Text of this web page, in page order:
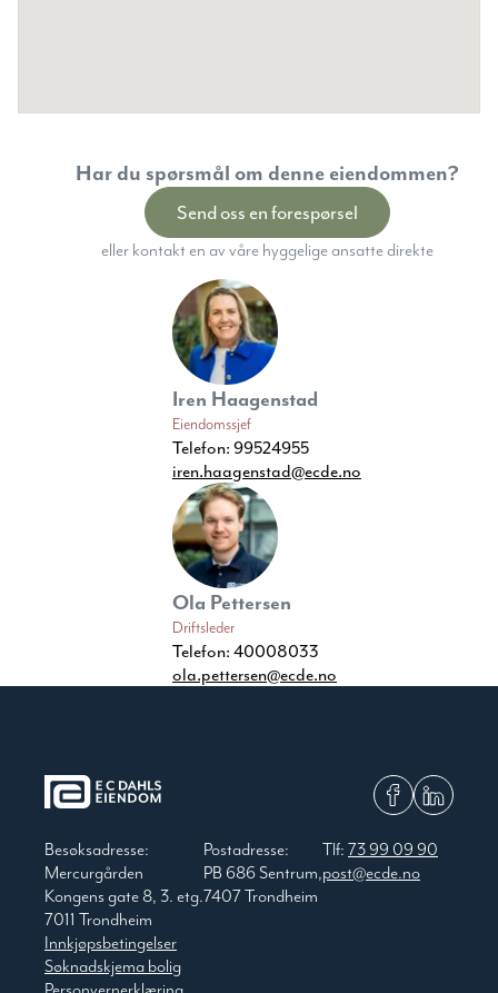
Har du spørsmål om denne eiendommen?
Send oss en forespørsel
eller kontakt en av våre hyggelige ansatte direkte
Iren Haagenstad
Eiendomssjef
Telefon: 99524955
iren.haagenstad@ecde.no
Ola Pettersen
Driftsleder
Telefon: 40008033
ola.pettersen@ecde.no
Besøksadresse:
Mercurgården
Kongens gate 8, 3. etg.
7011 Trondheim
Postadresse:
PB 686 Sentrum,
7407 Trondheim
Tlf: 73 99 09 90
post@ecde.no
Innkjøpsbetingelser
Søknadskjema bolig